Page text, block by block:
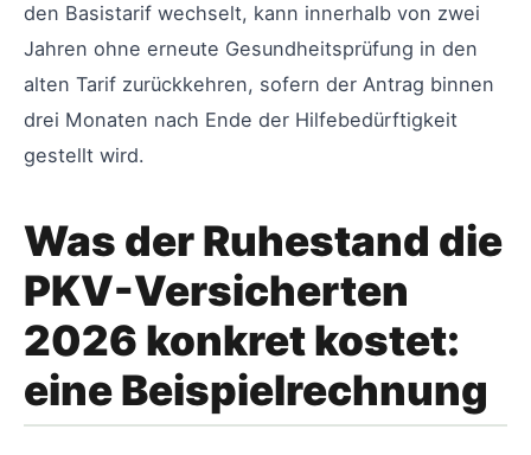
den Basistarif wechselt, kann innerhalb von zwei
Jahren ohne erneute Gesundheitsprüfung in den
alten Tarif zurückkehren, sofern der Antrag binnen
drei Monaten nach Ende der Hilfebedürftigkeit
gestellt wird.
Was der Ruhestand die
PKV-Versicherten
2026 konkret kostet:
eine Beispielrechnung